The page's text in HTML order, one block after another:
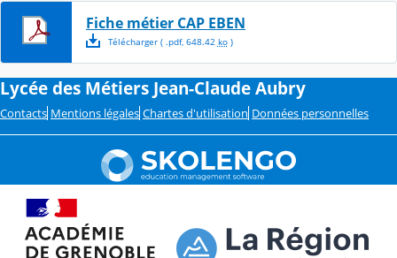
Fiche métier CAP EBEN
Télécharger( .pdf, 648.42 ko)
Lycée des Métiers Jean-Claude Aubry
Contacts Mentions légales Chartes d'utilisation Données personnelles